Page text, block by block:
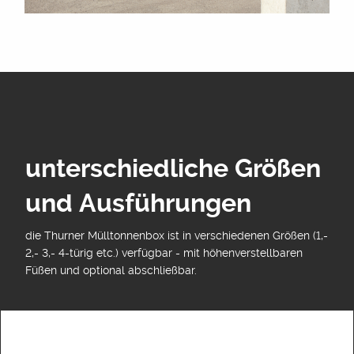
unterschiedliche Größen
und Ausführungen
die Thurner Mülltonnenbox ist in verschiedenen Größen (1,-
2,- 3,- 4-türig etc.) verfügbar - mit höhenverstellbaren
Füßen und optional abschließbar.